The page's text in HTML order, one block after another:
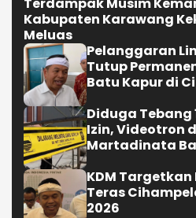
Kabupaten Karawang
Meluas
Pelanggaran
Tutup
Batu Kapur di
Diduga Tebang
Izin, Videotron
Martadinata
KDM
Teras
2026